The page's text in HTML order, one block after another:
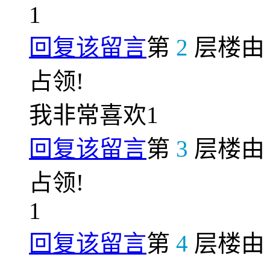
1
回复该留言第 2 层楼由
占领!
我非常喜欢1
回复该留言第 3 层楼由
占领!
1
回复该留言第 4 层楼由